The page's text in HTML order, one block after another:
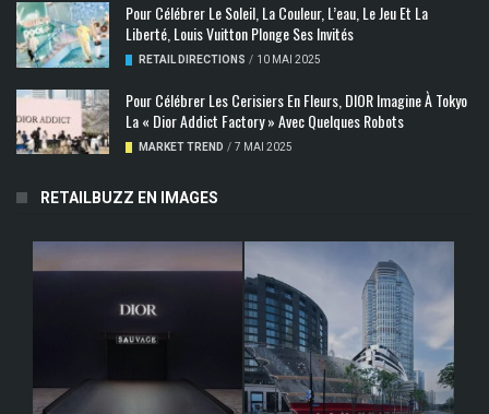
Pour Célébrer Le Soleil, La Couleur, L’eau, Le Jeu Et La
Liberté, Louis Vuitton Plonge Ses Invités
RETAIL DIRECTIONS / 10 MAI 2025
Pour Célébrer Les Cerisiers En Fleurs, DIOR Imagine À Tokyo
La « Dior Addict Factory » Avec Quelques Robots
MARKET TREND / 7 MAI 2025
RETAILBUZZ EN IMAGES